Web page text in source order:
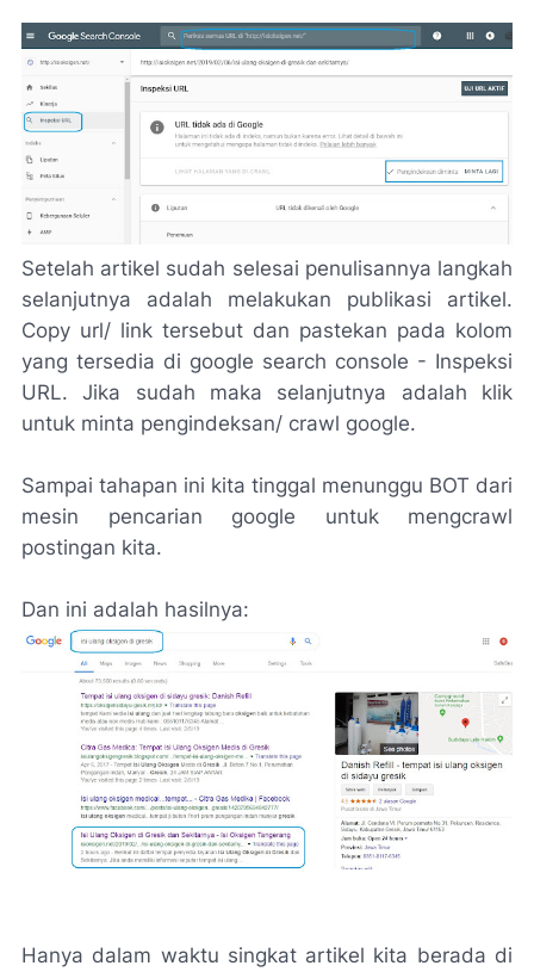
Setelah artikel sudah selesai penulisannya langkah
selanjutnya adalah melakukan publikasi artikel.
Copy url/ link tersebut dan pastekan pada kolom
yang tersedia di google search console - Inspeksi
URL. Jika sudah maka selanjutnya adalah klik
untuk minta pengindeksan/ crawl google.
Sampai tahapan ini kita tinggal menunggu BOT dari
mesin pencarian google untuk mengcrawl
postingan kita.
Dan ini adalah hasilnya:
Hanya dalam waktu singkat artikel kita berada di